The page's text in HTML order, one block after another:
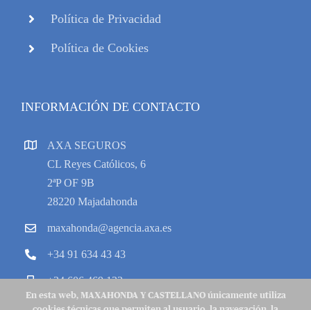
Política de Privacidad
Política de Cookies
INFORMACIÓN DE CONTACTO
AXA SEGUROS
CL Reyes Católicos, 6
2ªP OF 9B
28220 Majadahonda
maxahonda@agencia.axa.es
+34 91 634 43 43
+34 606 469 133
En esta web, MAXAHONDA Y CASTELLANO únicamente utiliza